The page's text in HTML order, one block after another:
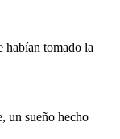
habían tomado la
un sueño hecho